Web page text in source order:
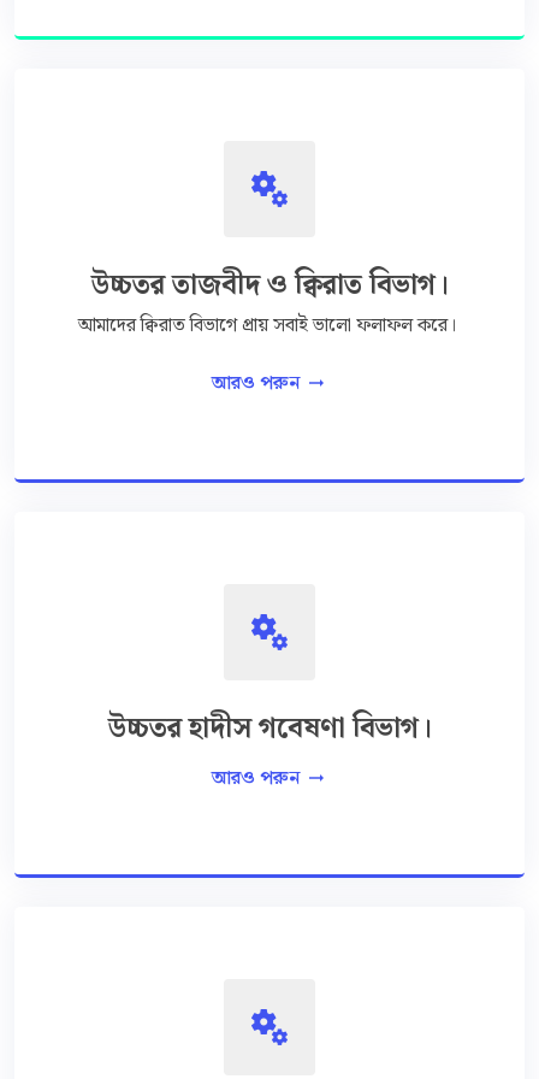
miscellaneous_services
উচ্চতর তাজবীদ ও ক্বিরাত বিভাগ।
আমাদের ক্বিরাত বিভাগে প্রায় সবাই ভালো ফলাফল করে।
আরও পরুন arrow_right_alt
miscellaneous_services
উচ্চতর হাদীস গবেষণা বিভাগ।
আরও পরুন arrow_right_alt
miscellaneous_services